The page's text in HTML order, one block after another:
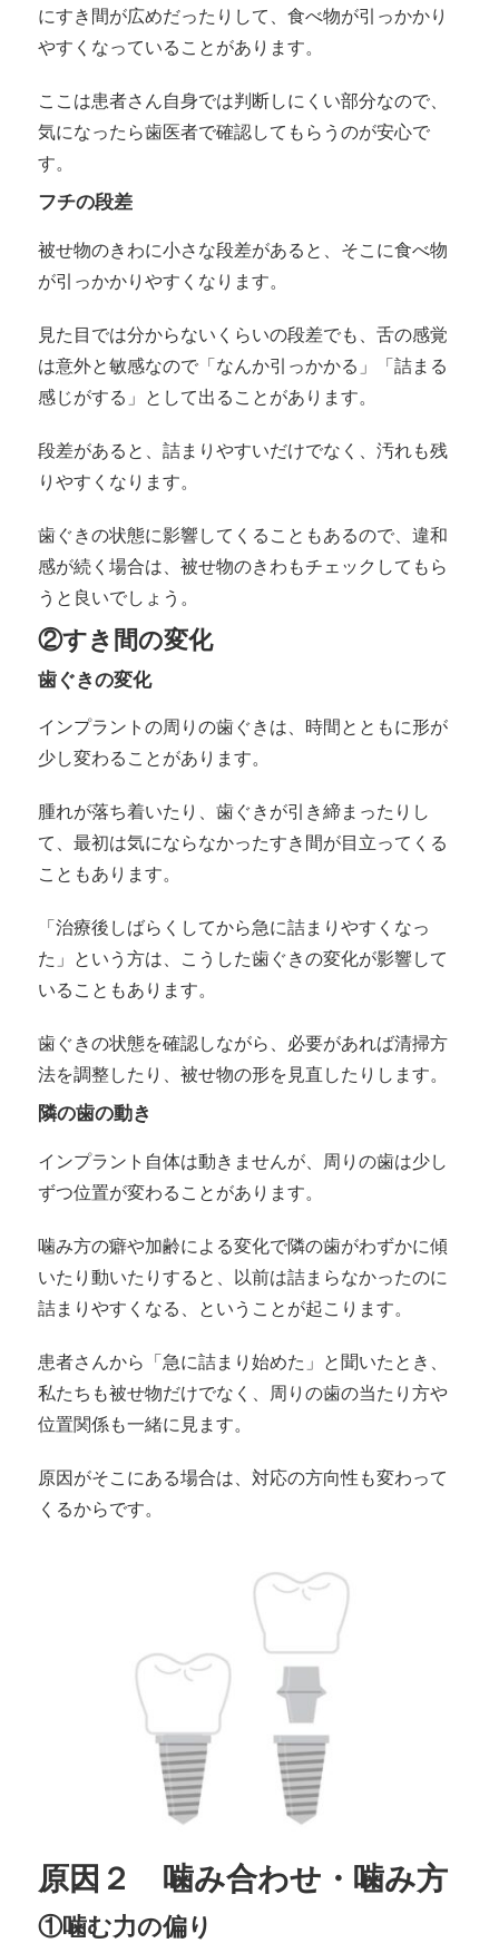
にすき間が広めだったりして、食べ物が引っかかり
やすくなっていることがあります。
ここは患者さん自身では判断しにくい部分なので、
気になったら歯医者で確認してもらうのが安心で
す。
フチの段差
被せ物のきわに小さな段差があると、そこに食べ物
が引っかかりやすくなります。
見た目では分からないくらいの段差でも、舌の感覚
は意外と敏感なので「なんか引っかかる」「詰まる
感じがする」として出ることがあります。
段差があると、詰まりやすいだけでなく、汚れも残
りやすくなります。
歯ぐきの状態に影響してくることもあるので、違和
感が続く場合は、被せ物のきわもチェックしてもら
うと良いでしょう。
②すき間の変化
歯ぐきの変化
インプラントの周りの歯ぐきは、時間とともに形が
少し変わることがあります。
腫れが落ち着いたり、歯ぐきが引き締まったりし
て、最初は気にならなかったすき間が目立ってくる
こともあります。
「治療後しばらくしてから急に詰まりやすくなっ
た」という方は、こうした歯ぐきの変化が影響して
いることもあります。
歯ぐきの状態を確認しながら、必要があれば清掃方
法を調整したり、被せ物の形を見直したりします。
隣の歯の動き
インプラント自体は動きませんが、周りの歯は少し
ずつ位置が変わることがあります。
噛み方の癖や加齢による変化で隣の歯がわずかに傾
いたり動いたりすると、以前は詰まらなかったのに
詰まりやすくなる、ということが起こります。
患者さんから「急に詰まり始めた」と聞いたとき、
私たちも被せ物だけでなく、周りの歯の当たり方や
位置関係も一緒に見ます。
原因がそこにある場合は、対応の方向性も変わって
くるからです。
原因２ 噛み合わせ・噛み方
①噛む力の偏り